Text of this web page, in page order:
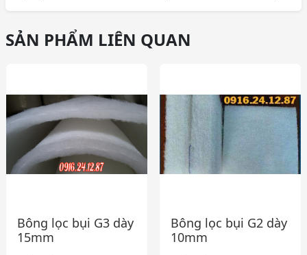
SẢN PHẨM LIÊN QUAN
Bông lọc bụi G3 dày
15mm
Bông lọc bụi G2 dày
10mm